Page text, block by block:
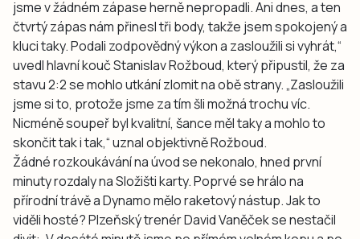
jsme v žádném zápase herně nepropadli. Ani dnes, a ten
čtvrtý zápas nám přinesl tři body, takže jsem spokojený a
kluci taky. Podali zodpovědný výkon a zasloužili si vyhrát,“
uvedl hlavní kouč Stanislav Rožboud, který připustil, že za
stavu 2:2 se mohlo utkání zlomit na obě strany. „Zasloužili
jsme si to, protože jsme za tím šli možná trochu víc.
Nicméně soupeř byl kvalitní, šance měl taky a mohlo to
skončit tak i tak,“ uznal objektivně Rožboud.
Žádné rozkoukávání na úvod se nekonalo, hned první
minuty rozdaly na Složišti karty. Poprvé se hrálo na
přírodní trávě a Dynamo mělo raketový nástup. Jak to
viděli hosté? Plzeňský trenér David Vaněček se nestačil